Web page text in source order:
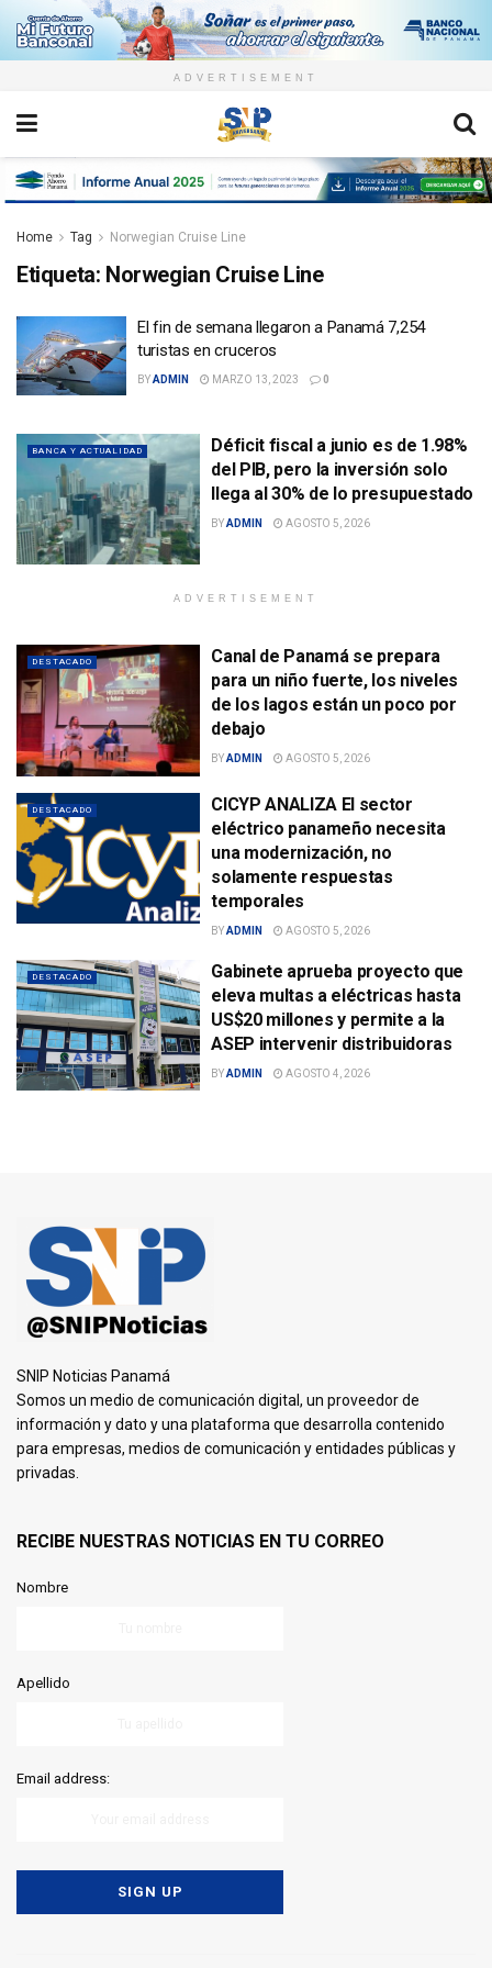
ADVERTISEMENT
Home Tag Norwegian Cruise Line
Etiqueta: Norwegian Cruise Line
El fin de semana llegaron a Panamá 7,254
turistas en cruceros
BYADMIN MARZO 13, 2023 0
BANCA Y ACTUALIDAD
Déficit fiscal a junio es de 1.98%
del PIB, pero la inversión solo
llega al 30% de lo presupuestado
BYADMIN AGOSTO 5, 2026
ADVERTISEMENT
DESTACADO
Canal de Panamá se prepara
para un niño fuerte, los niveles
de los lagos están un poco por
debajo
BYADMIN AGOSTO 5, 2026
DESTACADO
CICYP ANALIZA El sector
eléctrico panameño necesita
una modernización, no
solamente respuestas
temporales
BYADMIN AGOSTO 5, 2026
DESTACADO
Gabinete aprueba proyecto que
eleva multas a eléctricas hasta
US$20 millones y permite a la
ASEP intervenir distribuidoras
BYADMIN AGOSTO 4, 2026
SNIP Noticias Panamá
Somos un medio de comunicación digital, un proveedor de
información y dato y una plataforma que desarrolla contenido
para empresas, medios de comunicación y entidades públicas y
privadas.
RECIBE NUESTRAS NOTICIAS EN TU CORREO
Nombre
Apellido
Email address: